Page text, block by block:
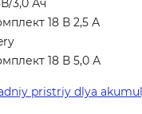
3,0 Ач
18 В 2,5 А
18 В 5,0 А
pristriy dlya